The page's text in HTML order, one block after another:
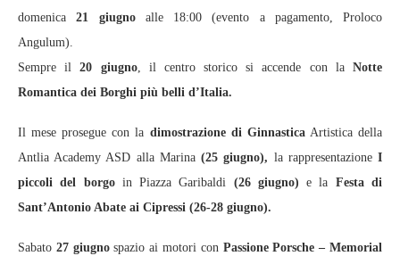
domenica21 giugnoalle 18:00 (evento a pagamento, Proloco
Angulum).
Sempre il20 giugno, il centro storico si accende con laNotte
Romantica dei Borghi più belli d’Italia.
Il mese prosegue con la dimostrazione di GinnasticaArtistica della
Antlia Academy ASD alla Marina(25 giugno), la rappresentazioneI
piccoli del borgoin Piazza Garibaldi (26 giugno) e la Festa di
Sant’Antonio Abate ai Cipressi (26-28 giugno).
Sabato 27 giugnospazio ai motori con Passione Porsche – Memorial